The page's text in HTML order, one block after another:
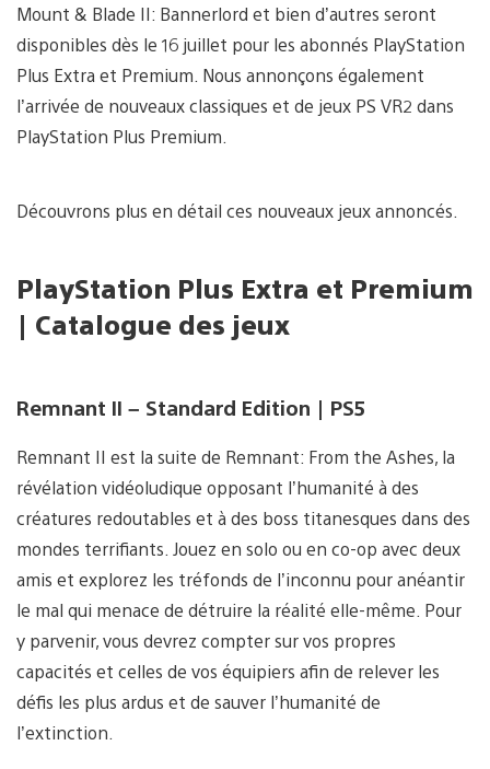
Mount & Blade II: Bannerlord et bien d’autres seront
disponibles dès le 16 juillet pour les abonnés PlayStation
Plus Extra et Premium. Nous annonçons également
l’arrivée de nouveaux classiques et de jeux PS VR2 dans
PlayStation Plus Premium.
Découvrons plus en détail ces nouveaux jeux annoncés.
PlayStation Plus Extra et Premium
| Catalogue des jeux
Remnant II – Standard Edition | PS5
Remnant II est la suite de Remnant: From the Ashes, la
révélation vidéoludique opposant l’humanité à des
créatures redoutables et à des boss titanesques dans des
mondes terrifiants. Jouez en solo ou en co-op avec deux
amis et explorez les tréfonds de l’inconnu pour anéantir
le mal qui menace de détruire la réalité elle-même. Pour
y parvenir, vous devrez compter sur vos propres
capacités et celles de vos équipiers afin de relever les
défis les plus ardus et de sauver l’humanité de
l’extinction.